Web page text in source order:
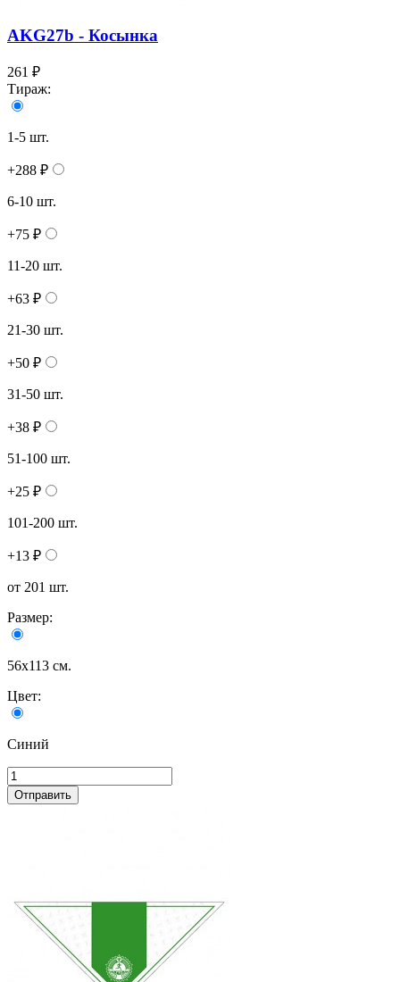
AKG27b - Косынка
261 ₽
Тираж:
1-5 шт.
+288 ₽
6-10 шт.
+75 ₽
11-20 шт.
+63 ₽
21-30 шт.
+50 ₽
31-50 шт.
+38 ₽
51-100 шт.
+25 ₽
101-200 шт.
+13 ₽
от 201 шт.
Размер:
56х113 см.
Цвет:
Синий